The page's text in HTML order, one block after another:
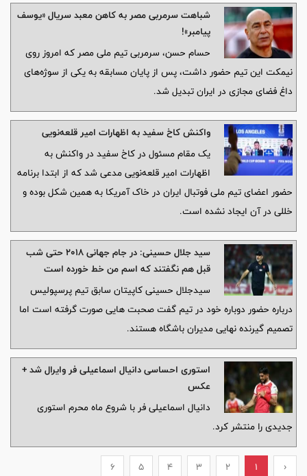
شباهت سرمربی مصر به کاهن معبد سریال «یوسف
پیامبر»!
حسام حسن، سرمربی تیم ملی مصر که امروز روی
نیمکت این تیم حضور داشت، پس از پایان مسابقه به یکی از سوژه‌های
داغ فضای مجازی در ایران تبدیل شد.
واکنش کاخ سفید به اظهارات امیر قلعه‌نویی
یک مقام مسئول در کاخ سفید در واکنش به
اظهارات امیر قلعه‌نویی مدعی شد که از ابتدا برنامه
حضور اعضای تیم ملی فوتبال ایران در خاک آمریکا به همین شکل بوده و
خللی در آن ایجاد نشده است.
سید جلال حسینی: در جام جهانی ۲۰۱۸ حتی شب
قبل هم نگفتند که اسم من خط خورده است
سیدجلال حسینی کاپیتان سابق تیم پرسپولیس
درباره حضور دوباره خود در تیم گفت صحبت هایی صورت گرفته است اما
تصمیم گیرنده نهایی مدیران باشگاه هستند.
استوری احساسی دانیال اسماعیلی فر وایرال شد +
عکس
دانیال اسماعیلی فر با شروع ماه محرم استوری
جدیدی را منتشر کرد.
‹
1
2
3
4
5
6